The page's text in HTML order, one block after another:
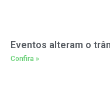
Eventos alteram o
Confira »